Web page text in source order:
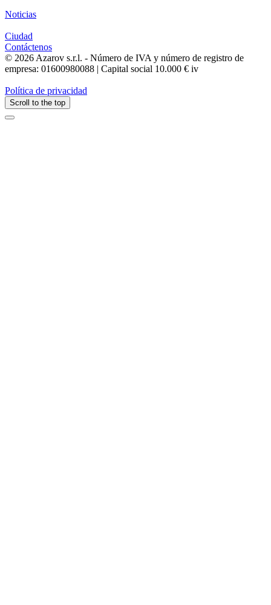
Noticias
Ciudad
Contáctenos
© 2026 Azarov s.r.l. - Número de IVA y número de registro de
empresa: 01600980088 | Capital social 10.000 € iv
Política de privacidad
Scroll to the top